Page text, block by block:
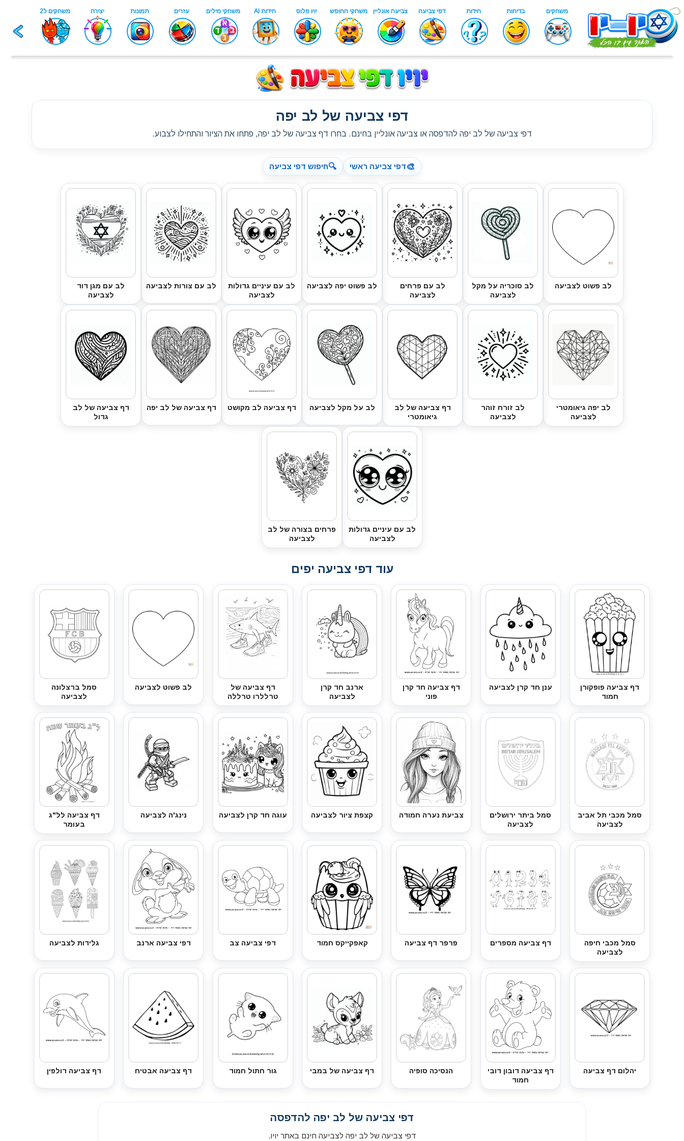
דפי צביעה של לב יפה
דפי צביעה של לב יפה להדפסה או צביעה אונליין בחינם. בחרו דף צביעה של לב יפה, פתחו את הציור והתחילו לצבוע.
🎨דפי צביעה ראשי 🔍חיפוש דפי צביעה
לב פשוט לצביעה
לב סוכריה על מקל
לצביעה
לב עם פרחים
לצביעה
לב פשוט יפה לצביעה
לב עם עיניים גדולות
לצביעה
לב עם צורות לצביעה
לב עם מגן דוד
לצביעה
לב יפה גיאומטרי
לצביעה
לב זורח זוהר
לצביעה
דף צביעה של לב
גיאומטרי
לב על מקל לצביעה דף צביעה לב מקושט דף צביעה של לב יפה
דף צביעה של לב
גדול
לב עם עיניים גדולות
לצביעה
פרחים בצורה של לב
לצביעה
עוד דפי צביעה יפים
דף צביעה פופקורן
חמוד
ענן חד קרן לצביעה
דף צביעה חד קרן
פוני
ארנב חד קרן
לצביעה
דף צביעה של
טרללרו טרללה
לב פשוט לצביעה
סמל ברצלונה
לצביעה
סמל מכבי תל אביב
לצביעה
סמל ביתר ירושלים
לצביעה
צביעת נערה חמודה קצפת ציור לצביעה עוגה חד קרן לצביעה נינג'ה לצביעה
דף צביעה לל"ג
בעומר
סמל מכבי חיפה
לצביעה
דף צביעה מספרים פרפר דף צביעה קאפקייקס חמוד דפי צביעה צב דפי צביעה ארנב גלידות לצביעה
יהלום דף צביעה
דף צביעה דובון דובי
חמוד
הנסיכה סופיה דף צביעה של במבי גור חתול חמוד דף צביעה אבטיח דף צביעה דולפין
דפי צביעה של לב יפה להדפסה
דפי צביעה של לב יפה לצביעה חינם באתר יויו.